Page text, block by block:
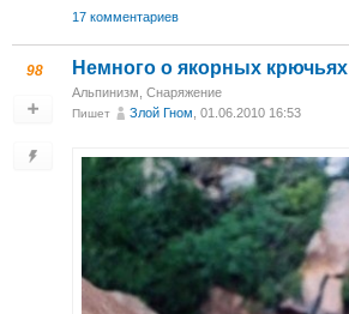
17 комментариев
98 Немного о якорных крючьях
Альпинизм Снаряжение
Пишет Злой Гном , 01.06.2010 16:53